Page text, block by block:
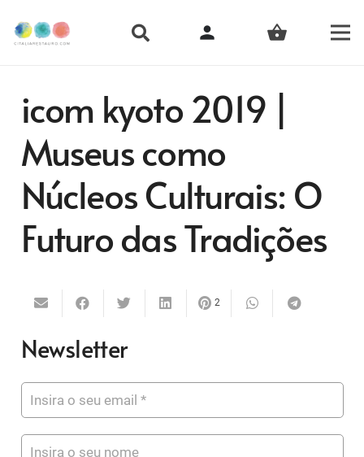
person shopping_basket
icom kyoto 2019 |
Museus como
Núcleos Culturais: O
Futuro das Tradições
2
Newsletter